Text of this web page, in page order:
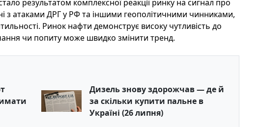
результатом комплексної реакції ринку на сигнал про
з атаками ДРГ у РФ та іншими геополітичними чинниками,
Ринок нафти демонструє високу чутливість до
чи попиту може швидко змінити тренд.
Дизель знову здорожчав — де й
за скільки купити пальне в
Україні (26 липня)